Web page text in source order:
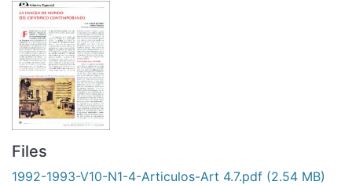
Files
1992-1993-V10-N1-4-Articulos-Art 4.7.pdf (2.54 MB)